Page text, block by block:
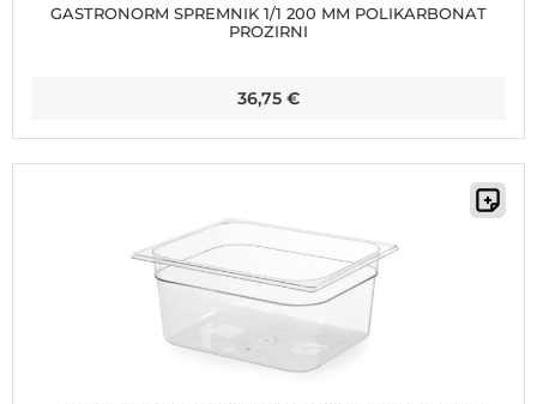
GASTRONORM SPREMNIK 1/1 200 MM POLIKARBONAT
PROZIRNI
36,75 €